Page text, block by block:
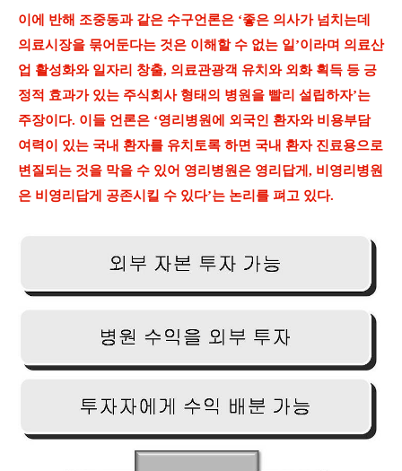
이에 반해 조중동과 같은 수구언론은 ‘좋은 의사가 넘치는데
의료시장을 묶어둔다는 것은 이해할 수 없는 일’이라며 의료산
업 활성화와 일자리 창출, 의료관광객 유치와 외화 획득 등 긍
정적 효과가 있는 주식회사 형태의 병원을 빨리 설립하자’는
주장이다. 이들 언론은 ‘영리병원에 외국인 환자와 비용부담
여력이 있는 국내 환자를 유치토록 하면 국내 환자 진료용으로
변질되는 것을 막을 수 있어 영리병원은 영리답게, 비영리병원
은 비영리답게 공존시킬 수 있다’는 논리를 펴고 있다.